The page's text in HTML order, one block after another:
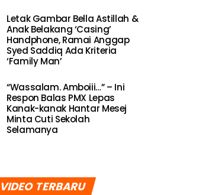
Letak Gambar Bella Astillah &
Anak Belakang ‘Casing’
Handphone, Ramai Anggap
Syed Saddiq Ada Kriteria
‘Family Man’
“Wassalam. Amboiii…” – Ini
Respon Balas PMX Lepas
Kanak-kanak Hantar Mesej
Minta Cuti Sekolah
Selamanya
VIDEO TERBARU